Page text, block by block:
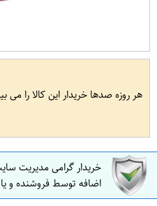
هر روزه صدها خریدار این کالا را می
خریدار گرامی مدیریت
اضافه توسط فروشنده و